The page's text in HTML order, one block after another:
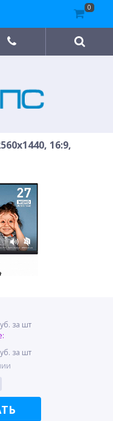
16:9,
за шт
за шт
0